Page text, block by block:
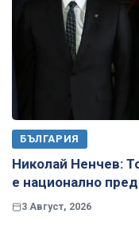
БЪЛГАРИЯ
Николай Ненчев:
е национално
3 Август, 2026